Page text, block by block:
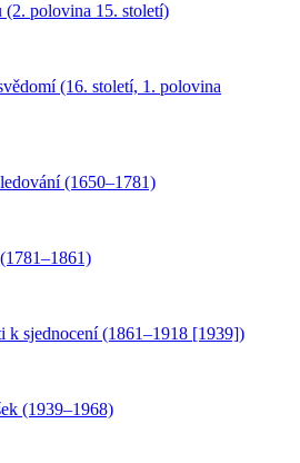
polovina 15. století)
(16. století, 1. polovina
(1650–1781)
k sjednocení (1861–1918 [1939])
(1939–1968)